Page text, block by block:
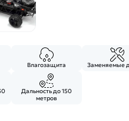
Влагозащита Заменяемые
Дальность до 150
метров